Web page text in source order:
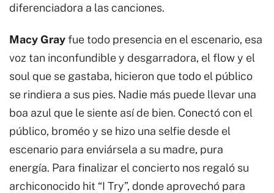
diferenciadora a las canciones.
Macy Grayfue todo presencia en el escenario, esa
voz tan inconfundible y desgarradora, el flow y el
soul que se gastaba, hicieron que todo el público
se rindiera a sus pies. Nadie más puede llevar una
boa azul que le siente así de bien. Conectó con el
público, broméo y se hizo una selfie desde el
escenario para enviársela a su madre, pura
energía. Para finalizar el concierto nos regaló su
archiconocido hit “I Try”, donde aprovechó para